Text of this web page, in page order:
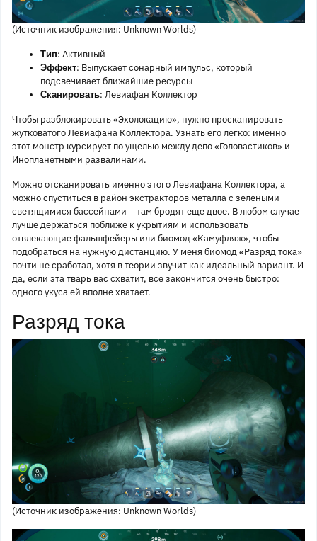
(Источник изображения: Unknown Worlds)
Тип: Активный
Эффект: Выпускает сонарный импульс, который
подсвечивает ближайшие ресурсы
Сканировать: Левиафан Коллектор
Чтобы разблокировать «Эхолокацию», нужно просканировать
жутковатого Левиафана Коллектора. Узнать его легко: именно
этот монстр курсирует по ущелью между депо «Головастиков» и
Инопланетными развалинами.
Можно отсканировать именно этого Левиафана Коллектора, а
можно спуститься в район экстракторов металла с зелеными
светящимися бассейнами – там бродят еще двое. В любом случае
лучше держаться поближе к укрытиям и использовать
отвлекающие фальшфейеры или биомод «Камуфляж», чтобы
подобраться на нужную дистанцию. У меня биомод «Разряд тока»
почти не сработал, хотя в теории звучит как идеальный вариант. И
да, если эта тварь вас схватит, все закончится очень быстро:
одного укуса ей вполне хватает.
Разряд тока
(Источник изображения: Unknown Worlds)